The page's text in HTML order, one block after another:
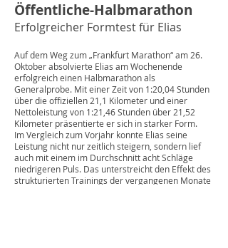
Öffentliche-Halbmarathon
Erfolgreicher Formtest für Elias
Auf dem Weg zum „Frankfurt Marathon“ am 26.
Oktober absolvierte Elias am Wochenende
erfolgreich einen Halbmarathon als
Generalprobe. Mit einer Zeit von 1:20,04 Stunden
über die offiziellen 21,1 Kilometer und einer
Nettoleistung von 1:21,46 Stunden über 21,52
Kilometer präsentierte er sich in starker Form.
Im Vergleich zum Vorjahr konnte Elias seine
Leistung nicht nur zeitlich steigern, sondern lief
auch mit einem im Durchschnitt acht Schläge
niedrigeren Puls. Das unterstreicht den Effekt des
strukturierten Trainings der vergangenen Monate